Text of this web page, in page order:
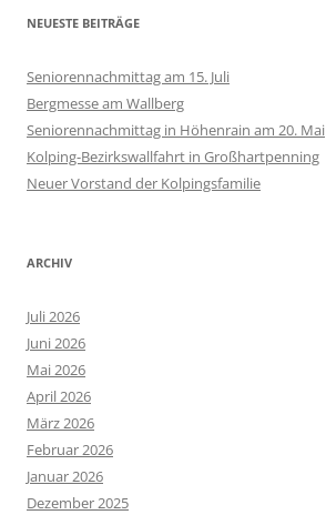
NEUESTE BEITRÄGE
Seniorennachmittag am 15. Juli
Bergmesse am Wallberg
Seniorennachmittag in Höhenrain am 20. Mai
Kolping-Bezirkswallfahrt in Großhartpenning
Neuer Vorstand der Kolpingsfamilie
ARCHIV
Juli 2026
Juni 2026
Mai 2026
April 2026
März 2026
Februar 2026
Januar 2026
Dezember 2025